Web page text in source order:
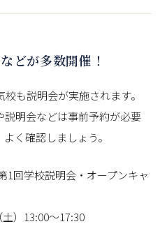
どが多数開催！
も説明会が実施されます。
明会などは事前予約が必要
く確認しましょう。
1回学校説明会・オープンキャ
）13:00～17:30